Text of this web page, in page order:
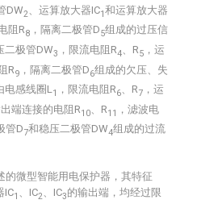
DW2 、运算放大器IC1和运算放大器
阻R8 ，隔离二极管D5组成的过压信
二极管DW3 ，限流电阻R4 、R5 ，运
R9 ，隔离二极管D6组成的欠压、失
电感线圈L1 ，限流电阻R6、R7 ，运
端连接的电阻R10 、R11
，滤波电
管D7和稳压二极管DW4组成的过流
的微型智能用电保护器，其特征
IC1 、IC2 、IC3的输出端，均经过限